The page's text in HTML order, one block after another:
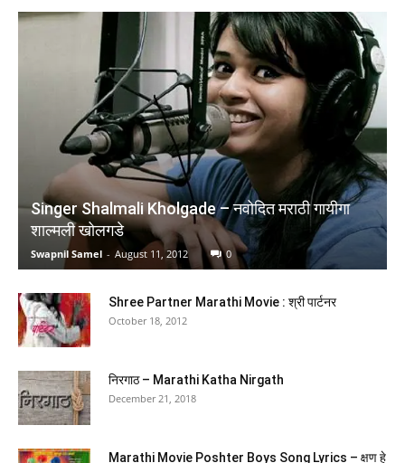
Classic Edition | Premium Paperback
44579265 ₹149.00 (as of February 25, 2026 03:21 GMT +05:30 - More info)
Jaun Elia: Ek Ajab Ghazab Shayar
(4451971) ₹179.00 (as of February 25, 2026 03:21 GMT +05:30 -More info
Singer Shalmali Kholgade – नवोदित मराठी गायीगा
शाल्मली खोलगडे
Swapnil Samel - August 11, 2012 0
Shree Partner Marathi Movie : श्री पार्टनर
October 18, 2012
निरगाठ – Marathi Katha Nirgath
December 21, 2018
Marathi Movie Poshter Boys Song Lyrics – क्षण हे